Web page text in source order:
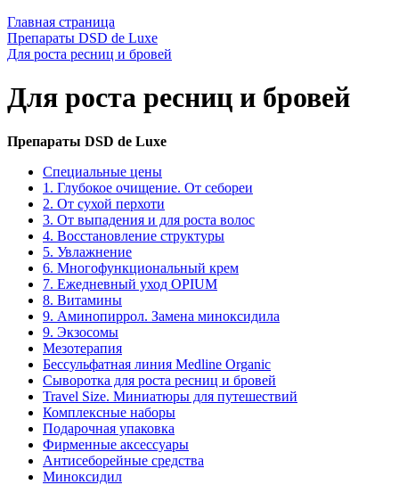
Главная страница
Препараты DSD de Luxe
Для роста ресниц и бровей
Для роста ресниц и бровей
Препараты DSD de Luxe
Специальные цены
1. Глубокое очищение. От себореи
2. От сухой перхоти
3. От выпадения и для роста волос
4. Восстановление структуры
5. Увлажнение
6. Многофункциональный крем
7. Ежедневный уход OPIUM
8. Витамины
9. Аминопиррол. Замена миноксидила
9. Экзосомы
Мезотерапия
Бессульфатная линия Medline Organic
Сыворотка для роста ресниц и бровей
Travel Size. Миниатюры для путешествий
Комплексные наборы
Подарочная упаковка
Фирменные аксессуары
Антисеборейные средства
Миноксидил